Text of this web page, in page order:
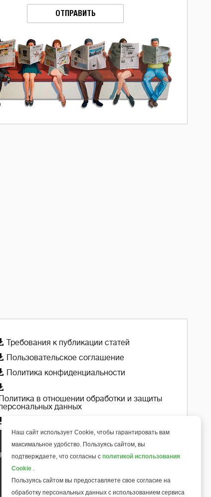
ОТПРАВИТЬ
Требования к публикации статей
Пользовательское соглашение
Политика конфиденциальности
Политика в отношении обработки и защиты
данных
2018 года
6+
Наш сайт использует Cookie, чтобы гарантировать вам
максимальное удобство. Пользуясь сайтом, вы
подтверждаете, что согласны с политикой использования
Cookie .
Пользуясь сайтом вы предоставляете свое согласие на
обработку персональных данных с использованием сервиса